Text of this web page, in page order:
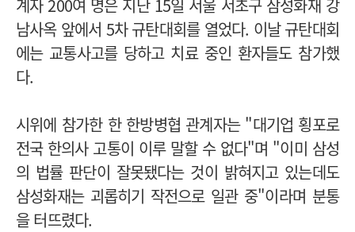
계자 200여 명은 지난 15일 서울 서초구 삼성화재 강
남사옥 앞에서 5차 규탄대회를 열었다. 이날 규탄대회
에는 교통사고를 당하고 치료 중인 환자들도 참가했
다.
시위에 참가한 한 한방병협 관계자는 "대기업 횡포로
전국 한의사 고통이 이루 말할 수 없다"며 "이미 삼성
의 법률 판단이 잘못됐다는 것이 밝혀지고 있는데도
삼성화재는 괴롭히기 작전으로 일관 중"이라며 분통
을 터뜨렸다.